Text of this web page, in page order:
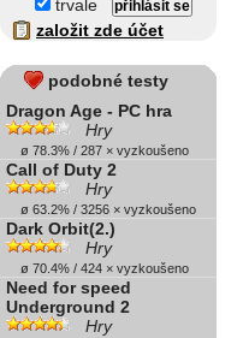
trvale
založit zde účet
podobné testy
Dragon Age - PC hra
Hry
ø 78.3% / 287 × vyzkoušeno
Call of Duty 2
Hry
ø 63.2% / 3256 × vyzkoušeno
Dark Orbit(2.)
Hry
ø 70.4% / 424 × vyzkoušeno
Need for speed
Underground 2
Hry